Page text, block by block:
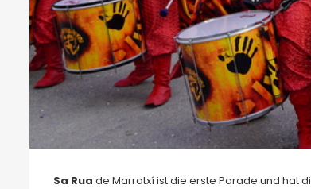
Sa Rua de Marratxí ist die erste Parade und hat